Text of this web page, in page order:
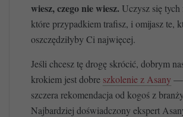
wiesz, czego nie wiesz. Uczysz się
które przypadkiem trafisz, i omijasz te,
oszczędziłyby Ci najwięcej.
Jeśli chcesz tę drogę skrócić, dobrym
krokiem jest dobre szkolenie z Asany —
szczera rekomendacja od kogoś z
Najbardziej doświadczony ekspert